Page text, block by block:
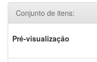
Conjunto de itens:
Pré-visualização